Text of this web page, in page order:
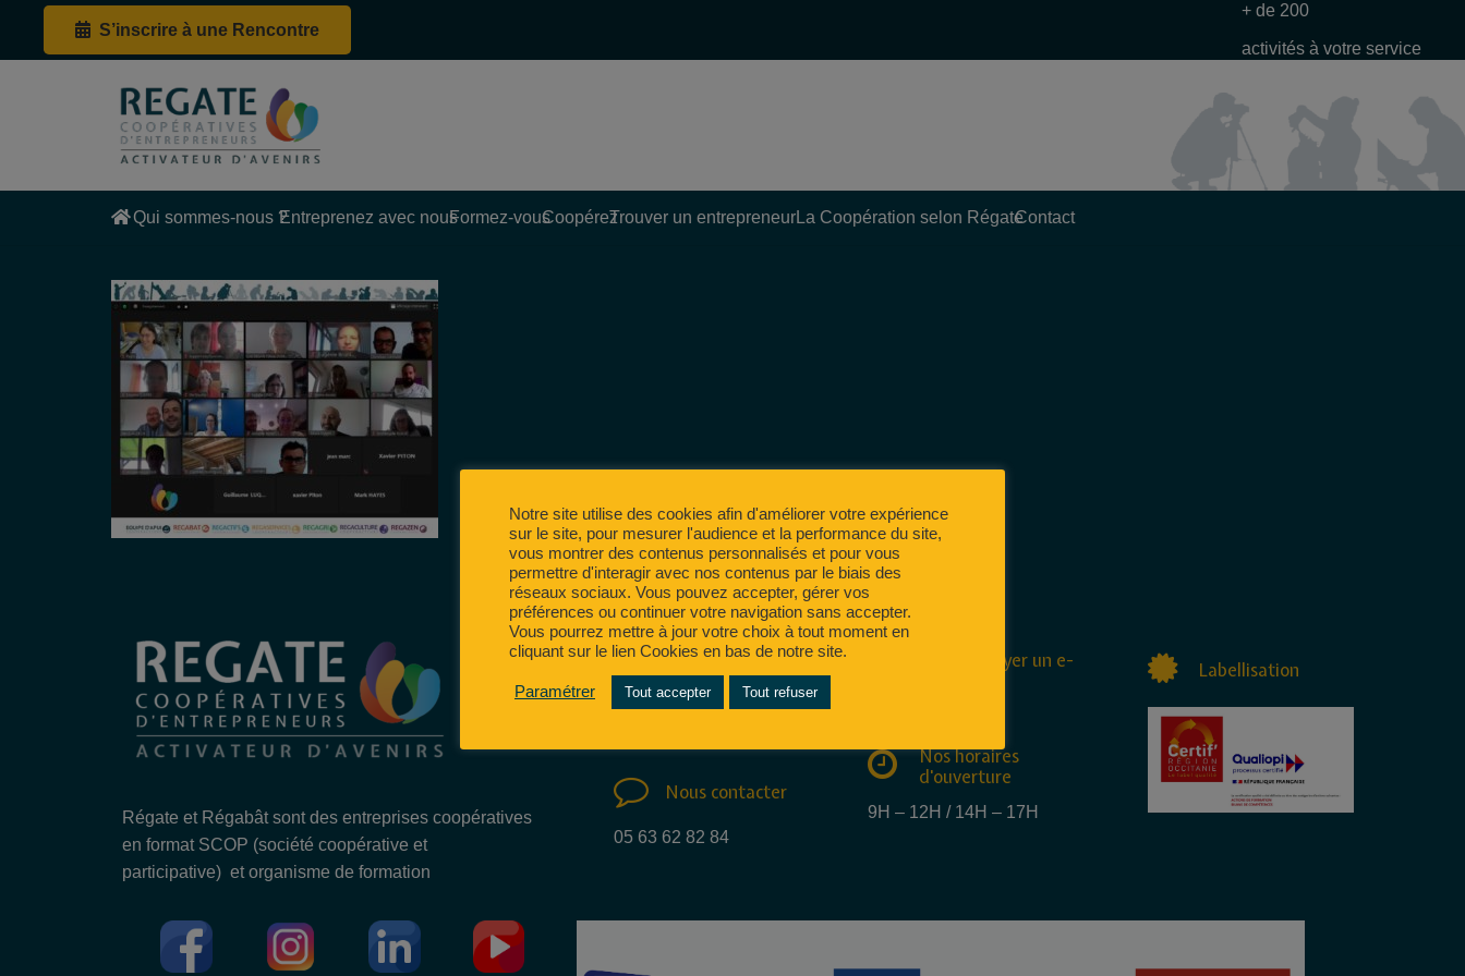
S’inscrire à une Rencontre
+ de 200
activités à votre service
Qui sommes-nous ?Entreprenez avec nousFormez-vousCoopérezTrouver un entrepreneurLa Coopération selon RégateContact
Régate et Régabât sont des entreprises coopératives
en format SCOP (société coopérative et
participative) et organisme de formation
Nous trouver
15 Rue des métiers
Nous contacter
05 63 62 82 84
Nous envoyer un e-
Nos horaires
d'ouverture
9H – 12H / 14H – 17H
Labellisation
Notre site utilise des cookies afin d'améliorer votre expérience
sur le site, pour mesurer l'audience et la performance du site,
vous montrer des contenus personnalisés et pour vous
permettre d'interagir avec nos contenus par le biais des
réseaux sociaux. Vous pouvez accepter, gérer vos
préférences ou continuer votre navigation sans accepter.
Vous pourrez mettre à jour votre choix à tout moment en
cliquant sur le lien Cookies en bas de notre site.
Paramétrer Tout accepter Tout refuser